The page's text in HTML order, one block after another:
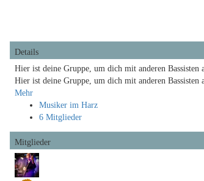
Details
Hier ist deine Gruppe, um dich mit anderen Bassisten
Hier ist deine Gruppe, um dich mit anderen Bassisten
Mehr
Musiker im Harz
6 Mitglieder
Mitglieder